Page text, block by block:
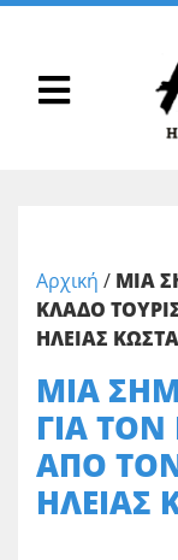
Αρχική / ΜΙΑ
ΚΛΑΔΟ
ΗΛΕΙΑΣ
ΜΙΑ
ΓΙΑ
ΑΠΟ
ΗΛΕΙΑΣ